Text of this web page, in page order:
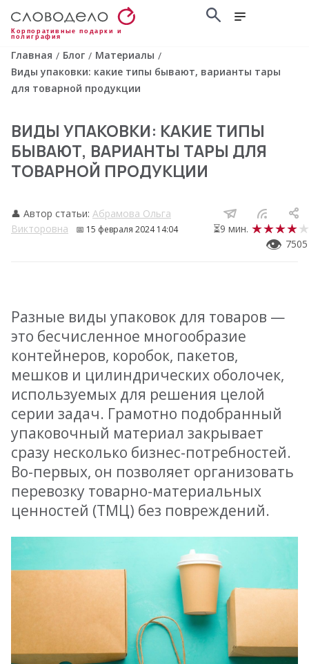
Корпоративные подарки и
полиграфия
Главная / Блог / Материалы /
Виды упаковки: какие типы бывают, варианты тары
для товарной продукции
ВИДЫ УПАКОВКИ: КАКИЕ ТИПЫ
БЫВАЮТ, ВАРИАНТЫ ТАРЫ ДЛЯ
ТОВАРНОЙ ПРОДУКЦИИ
👤 Автор статьи: Абрамова Ольга
Викторовна
📅 15 февраля 2024 14:04 ⏳9 мин.
👁 7505
Разные виды упаковок для товаров —
это бесчисленное многообразие
контейнеров, коробок, пакетов,
мешков и цилиндрических оболочек,
используемых для решения целой
серии задач. Грамотно подобранный
упаковочный материал закрывает
сразу несколько бизнес-потребностей.
Во-первых, он позволяет организовать
перевозку товарно-материальных
ценностей (ТМЦ) без повреждений.